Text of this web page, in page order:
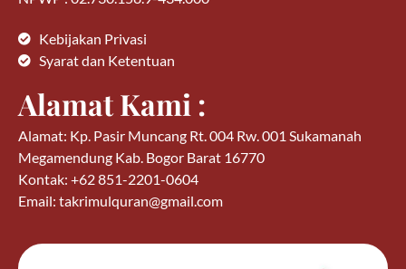
Kebijakan Privasi
Syarat dan Ketentuan
Alamat Kami :
Alamat: Kp. Pasir Muncang Rt. 004 Rw. 001 Sukamanah
Megamendung Kab. Bogor Barat 16770
Kontak: +62 851-2201-0604
Email: takrimulquran@gmail.com